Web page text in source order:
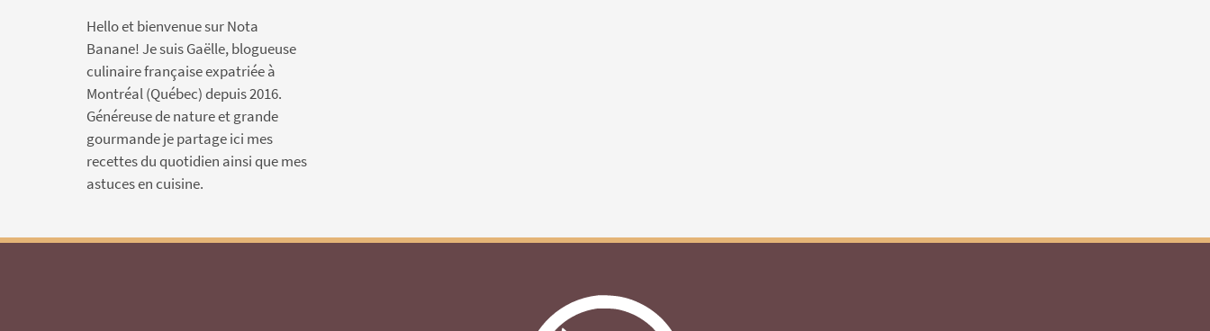
Hello et bienvenue sur Nota
Banane! Je suis Gaëlle, blogueuse
culinaire française expatriée à
Montréal (Québec) depuis 2016.
Généreuse de nature et grande
gourmande je partage ici mes
recettes du quotidien ainsi que mes
astuces en cuisine.